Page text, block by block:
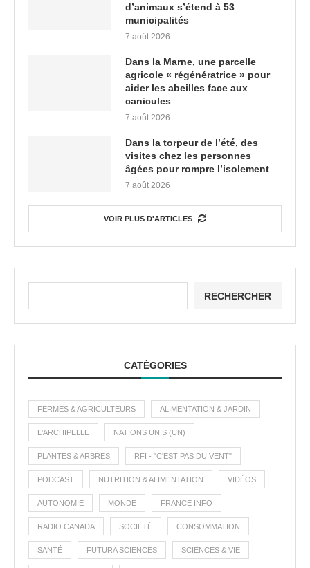
d’animaux s’étend à 53
municipalités
7 août 2026
Dans la Marne, une parcelle
agricole « régénératrice » pour
aider les abeilles face aux
canicules
7 août 2026
Dans la torpeur de l’été, des
visites chez les personnes
âgées pour rompre l’isolement
7 août 2026
VOIR PLUS D'ARTICLES
RECHERCHER
CATÉGORIES
FERMES & AGRICULTEURS ALIMENTATION & JARDIN
L'ARCHIPELLE NATIONS UNIS (UN)
PLANTES & ARBRES RFI - "C'EST PAS DU VENT"
PODCAST NUTRITION & ALIMENTATION VIDÉOS
AUTONOMIE MONDE FRANCE INFO
RADIO CANADA SOCIÉTÉ CONSOMMATION
SANTÉ FUTURA SCIENCES SCIENCES & VIE